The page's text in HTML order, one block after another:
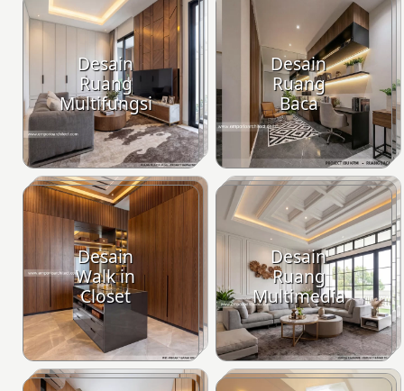
Desain
Ruang
Multifungsi
Desain
Ruang
Baca
Desain
Walk in
Closet
Desain
Ruang
Multimedia